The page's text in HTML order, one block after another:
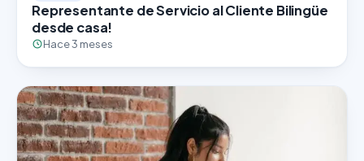
Representante de Servicio al Cliente Bilingüe
desde casa!
Hace 3 meses